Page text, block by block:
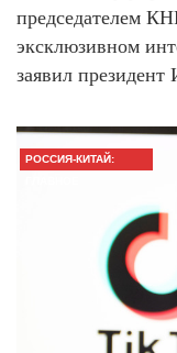
председателем
эксклюзивном
заявил
РОССИЯ-КИТАЙ: